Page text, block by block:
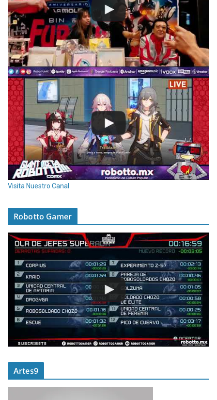
Visita Nuestro Canal
Robotto Gamer
Artes9